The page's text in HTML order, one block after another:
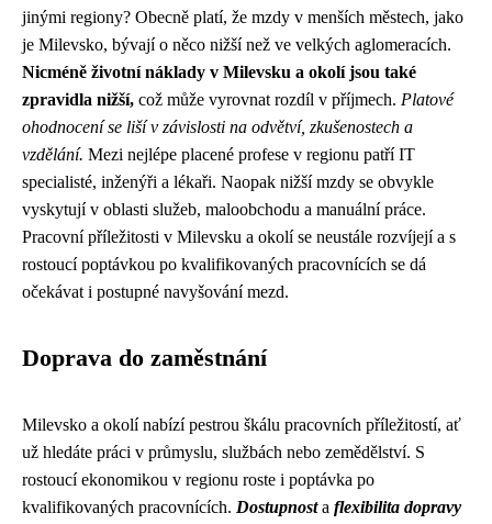
jinými regiony? Obecně platí, že mzdy v menších městech, jako
je Milevsko, bývají o něco nižší než ve velkých aglomeracích.
Nicméně životní náklady v Milevsku a okolí jsou také
zpravidla nižší, což může vyrovnat rozdíl v příjmech. Platové
ohodnocení se liší v závislosti na odvětví, zkušenostech a
vzdělání. Mezi nejlépe placené profese v regionu patří IT
specialisté, inženýři a lékaři. Naopak nižší mzdy se obvykle
vyskytují v oblasti služeb, maloobchodu a manuální práce.
Pracovní příležitosti v Milevsku a okolí se neustále rozvíjejí a s
rostoucí poptávkou po kvalifikovaných pracovnících se dá
očekávat i postupné navyšování mezd.
Doprava do zaměstnání
Milevsko a okolí nabízí pestrou škálu pracovních příležitostí, ať
už hledáte práci v průmyslu, službách nebo zemědělství. S
rostoucí ekonomikou v regionu roste i poptávka po
kvalifikovaných pracovnících. Dostupnosta flexibilita dopravy